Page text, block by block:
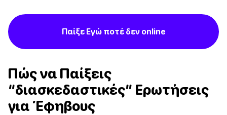
Παίξε Εγώ ποτέ δεν online
Πώς να Παίξεις
“διασκεδαστικές” Ερωτήσεις
για Έφηβους